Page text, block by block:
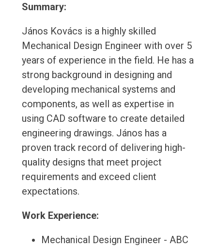
Summary:
János Kovács is a highly skilled
Mechanical Design Engineer with over 5
years of experience in the field. He has a
strong background in designing and
developing mechanical systems and
components, as well as expertise in
using CAD software to create detailed
engineering drawings. János has a
proven track record of delivering high-
quality designs that meet project
requirements and exceed client
expectations.
Work Experience:
Mechanical Design Engineer - ABC